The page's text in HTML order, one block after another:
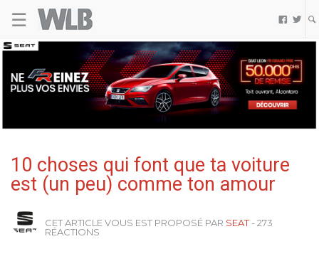
☰  
10 choses qui font que ta voiture
est (un peu) comme ton amour
CET ARTICLE VOUS EST PROPOSÉ PAR SEAT- 273
RÉACTIONS